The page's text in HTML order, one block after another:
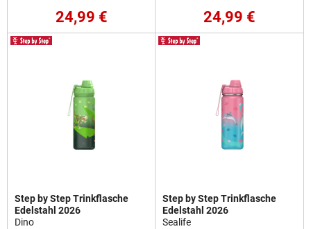
24,99 € 24,99 €
Step by Step Trinkflasche
Edelstahl 2026
Dino
Step by Step Trinkflasche
Edelstahl 2026
Sealife